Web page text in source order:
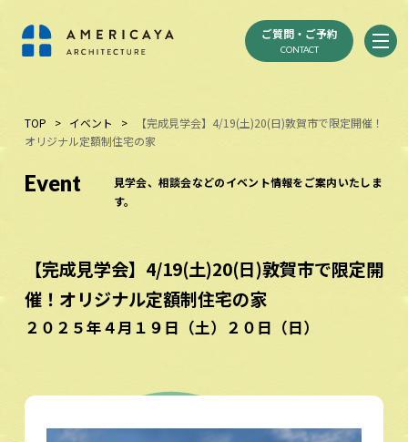
ご質問・ご予約
CONTACT
TOP > イベント >
【完成見学会】4/19(土)20(日)敦賀市で限定開催！
オリジナル定額制住宅の家
Event
見学会、相談会などのイベント情報をご案内いたしま
す。
【完成見学会】4/19(土)20(日)敦賀市で限定開
催！オリジナル定額制住宅の家
２０２５年４月１９日（土）２０日（日）